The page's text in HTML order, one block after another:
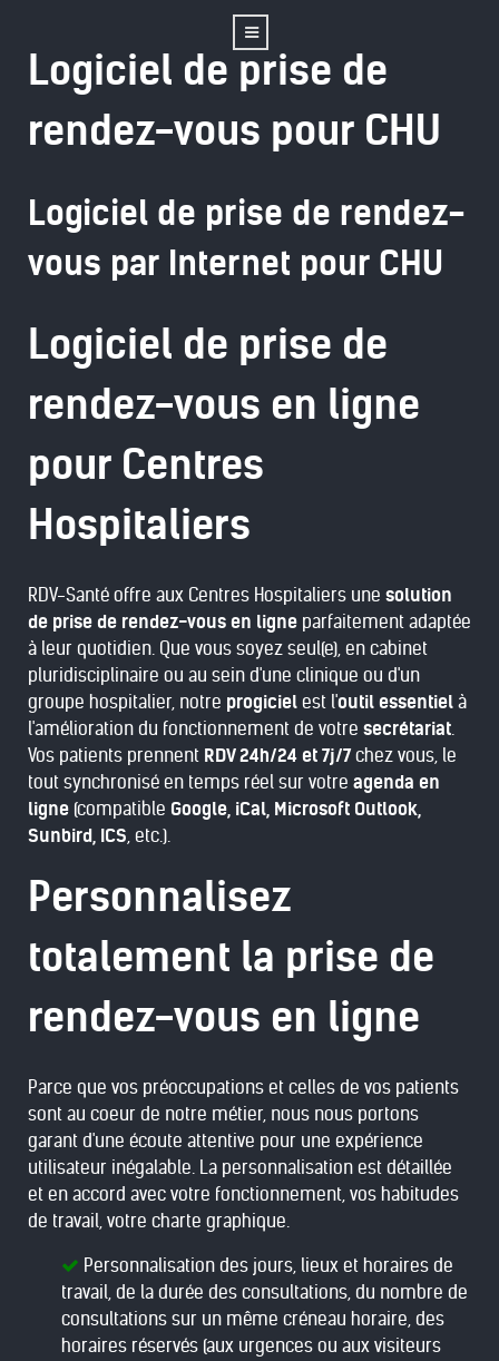
Logiciel de prise de
rendez-vous pour CHU
Logiciel de prise de rendez-
vous par Internet pour CHU
Logiciel de prise de
rendez-vous en ligne
pour Centres
Hospitaliers
RDV-Santé offre aux Centres Hospitaliers une solution
de prise de rendez-vous en ligne parfaitement adaptée
à leur quotidien. Que vous soyez seul(e), en cabinet
pluridisciplinaire ou au sein d'une clinique ou d'un
groupe hospitalier, notre progiciel est l'outil essentiel à
l'amélioration du fonctionnement de votre secrétariat.
Vos patients prennent RDV 24h/24 et 7j/7chez vous, le
tout synchronisé en temps réel sur votre agenda en
ligne (compatible Google, iCal, Microsoft Outlook,
Sunbird, ICS, etc.).
Personnalisez
totalement la prise de
rendez-vous en ligne
Parce que vos préoccupations et celles de vos patients
sont au coeur de notre métier, nous nous portons
garant d'une écoute attentive pour une expérience
utilisateur inégalable. La personnalisation est détaillée
et en accord avec votre fonctionnement, vos habitudes
de travail, votre charte graphique.
Personnalisation des jours, lieux et horaires de
travail, de la durée des consultations, du nombre de
consultations sur un même créneau horaire, des
horaires réservés (aux urgences ou aux visiteurs